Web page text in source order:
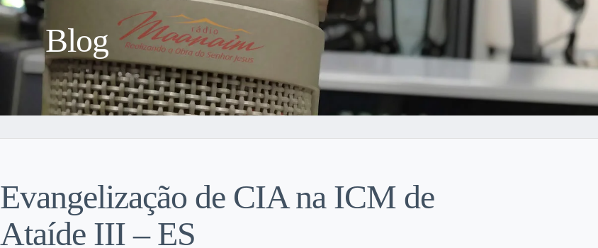
Blog
Evangelização de CIA na ICM de
Ataíde III – ES